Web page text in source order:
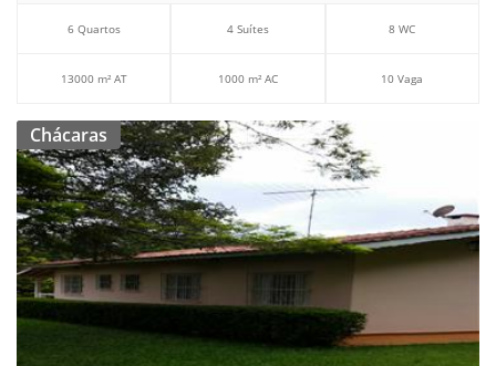
6 Quartos 4 Suítes 8 WC
13000 m² AT 1000 m² AC 10 Vaga
Chácaras